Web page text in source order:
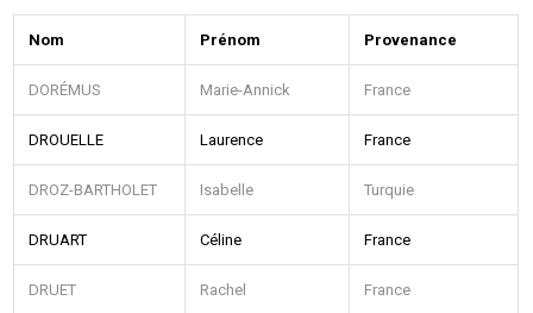
Nom Prénom Provenance
DORÉMUS Marie-Annick France
DROUELLE Laurence France
DROZ-BARTHOLET Isabelle Turquie
DRUART Céline France
DRUET Rachel France